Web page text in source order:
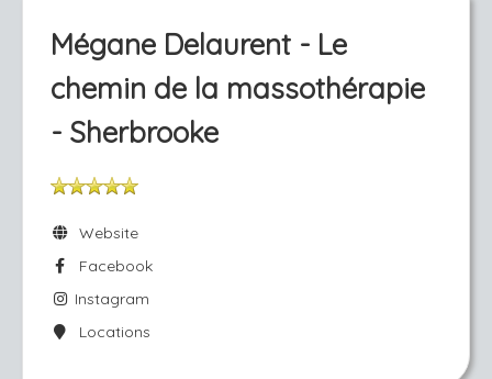
Mégane Delaurent - Le
chemin de la massothérapie
- Sherbrooke
Website
Facebook
Instagram
Locations